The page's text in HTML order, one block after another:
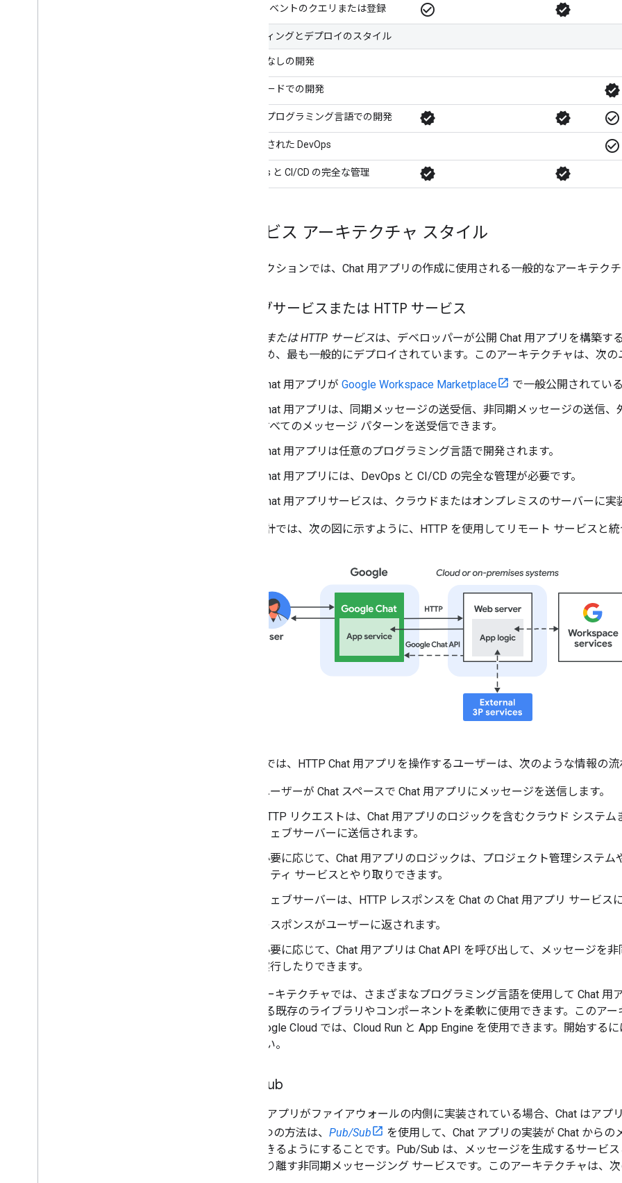
Chat イベントのクエリまたは登録 check_circle_outline verified
コーディングとデプロイのスタイル
コードなしの開発
ローコードでの開発 verified
任意のプログラミング言語での開発 verified verified check_circle_outline
簡素化された DevOps check_circle_outline
DevOps と CI/CD の完全な管理 verified verified
サービス アーキテクチャ スタイル
このセクションでは、Chat 用アプリの作成に使用される一般的なアーキテク
ウェブサービスまたは HTTP サービス
ウェブまたは HTTP サービスは、デベロッパーが公開 Chat 用アプリを構築す
あるため、最も一般的にデプロイされています。このアーキテクチャは、次の
Chat 用アプリが Google Workspace Marketplace
で一般公開されている
Chat 用アプリは、同期メッセージの送受信、非同期メッセージの送信
すべてのメッセージ パターンを送受信できます。
Chat 用アプリは任意のプログラミング言語で開発されます。
Chat 用アプリには、DevOps と CI/CD の完全な管理が必要です。
Chat 用アプリサービスは、クラウドまたはオンプレミスのサーバーに実
この設計では、次の図に示すように、HTTP を使用してリモート サービスと統
上の図では、HTTP Chat 用アプリを操作するユーザーは、次のような情報の流
ユーザーが Chat スペースで Chat 用アプリにメッセージを送信します。
HTTP リクエストは、Chat 用アプリのロジックを含むクラウド システ
ウェブサーバーに送信されます。
必要に応じて、Chat 用アプリのロジックは、プロジェクト管理システ
ーティ サービスとやり取りできます。
ウェブサーバーは、HTTP レスポンスを Chat の Chat 用アプリ サービス
レスポンスがユーザーに返されます。
必要に応じて、Chat 用アプリは Chat API を呼び出して、メッセージを
実行したりできます。
このアーキテクチャでは、さまざまなプログラミング言語を使用して Chat
存在する既存のライブラリやコンポーネントを柔軟に使用できます。このア
す。Google Cloud では、Cloud Run と App Engine を使用できます。開始するに
ください。
Sub
Chat 用アプリがファイアウォールの内側に実装されている場合、Chat はア
ん。1 つの方法は、 Pub/Sub
を使用して、Chat アプリの実装が Chat から
イブできるようにすることです。Pub/Sub は、メッセージを生成するサービ
スを切り離す非同期メッセージング サービスです。このアーキテクチャは、